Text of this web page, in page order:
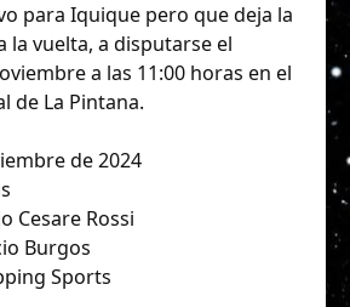
para Iquique pero que deja la
la vuelta, a disputarse el
a las 11:00 horas en el
de La Pintana.
de 2024
Cesare Rossi
Burgos
Sports